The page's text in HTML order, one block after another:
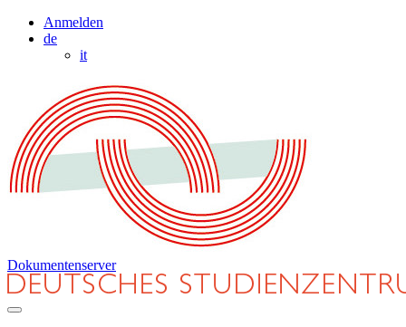
Anmelden
de
it
Dokumentenserver